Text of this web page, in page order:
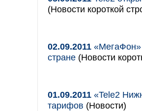
(Новости короткой
02.09.2011 «МегаФон»
стране (Новости
01.09.2011 «Tele2
тарифов (Новости)